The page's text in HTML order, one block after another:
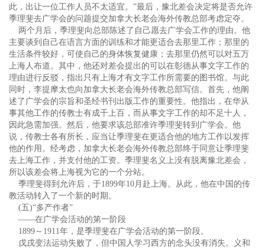
此，出让一位工作人员不太适宜。”最后，豫北差会决定将是否允许
季理斐去广学会的问题提交加拿大长老会海外传教总部考虑定夺。
两个月后，季理斐向总部陈述了自己愿去广学会工作的理由。他
主要谈到自己在语言方面的训练和才能更适合去那里工作；那里的
生活条件较好，可使自己的身体恢复健康；去那里仍然可以对五万
上海人布道。其中，他还对差会提出的可以在彰德从事文字工作的
理由进行反驳，指出只有上海才有文字工作所需要的图书馆。与此
同时，李提摩太也向加拿大长老会海外传教总部写信。首先，他阐
述了广学会的宗旨和圣经书刊出版工作的重要性。他指出，在华从
事其他工作的传教士有成千上百，而从事文字工作的却不足十人，
因此急需加强。然后，他要求该总部准许季理斐转到广学会。他
说，传教士各有所长，应当让季理斐在更适合他的地方工作以发挥
他的作用。经考虑，加拿大长老会海外传教总部终于同意让季理斐
去上海工作，并支付他的工资。季理斐名义上没有脱离豫北差会，
所以该差会将上海视为它的一个分站。
季理斐得到允许后，于1899年10月赴上海。从此，他在中国的传
教活动转入了一个新的时期。
(五)“多产作者”
——在广学会活动的第一阶段
1899～1911年，是季理斐在广学会活动的第一阶段。
戊戌变法运动失败了，但中国人学习西方的念头没有消失。义和